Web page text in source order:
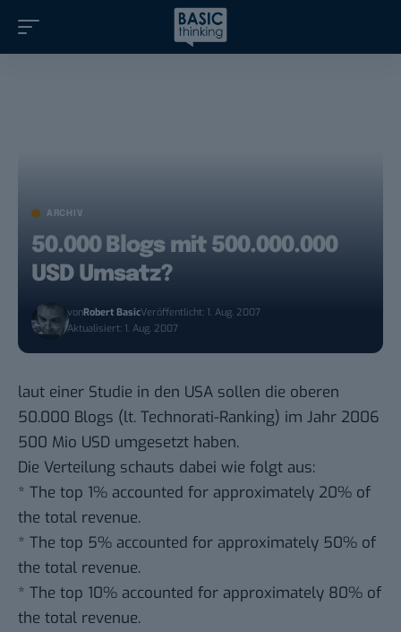
ARCHIV
50.000 Blogs mit 500.000.000
USD Umsatz?
vonRobert BasicVeröffentlicht: 1. Aug. 2007
Aktualisiert: 1. Aug. 2007
laut einer Studie in den USA sollen die oberen
50.000 Blogs (lt. Technorati-Ranking) im Jahr 2006
500 Mio USD umgesetzt haben.
Die Verteilung schauts dabei wie folgt aus:
* The top 1% accounted for approximately 20% of
the total revenue.
* The top 5% accounted for approximately 50% of
the total revenue.
* The top 10% accounted for approximately 80% of
the total revenue.